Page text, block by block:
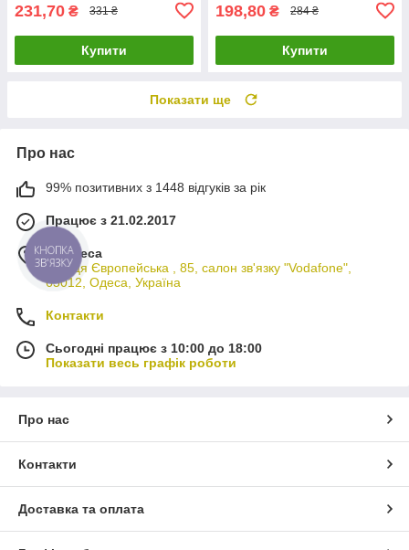
231,70 ₴ 331 ₴
Купити
198,80 ₴ 284 ₴
Купити
Показати ще
Про нас
99% позитивних з 1448 відгуків за рік
Працює з 21.02.2017
м. Одеса
вулиця Європейська , 85, салон зв'язку "Vodafone",
65012, Одеса, Україна
Контакти
Сьогодні працює з 10:00 до 18:00
Показати весь графік роботи
Про нас
Контакти
Доставка та оплата
КНОПКА
ЗВ'ЯЗКУ